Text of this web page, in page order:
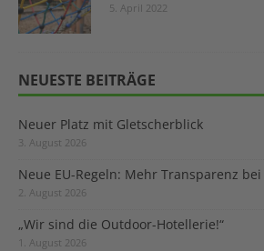
5. April 2022
NEUESTE BEITRÄGE
Neuer Platz mit Gletscherblick
3. August 2026
Neue EU-Regeln: Mehr Transparenz
2. August 2026
„Wir sind die Outdoor-Hotellerie!“
1. August 2026